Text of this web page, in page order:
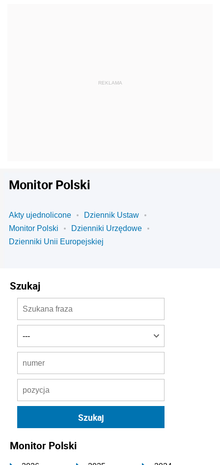
Monitor Polski
Akty ujednolicone
Dziennik Ustaw
Monitor Polski
Dzienniki Urzędowe
Dzienniki Unii Europejskiej
Szukaj
Monitor Polski